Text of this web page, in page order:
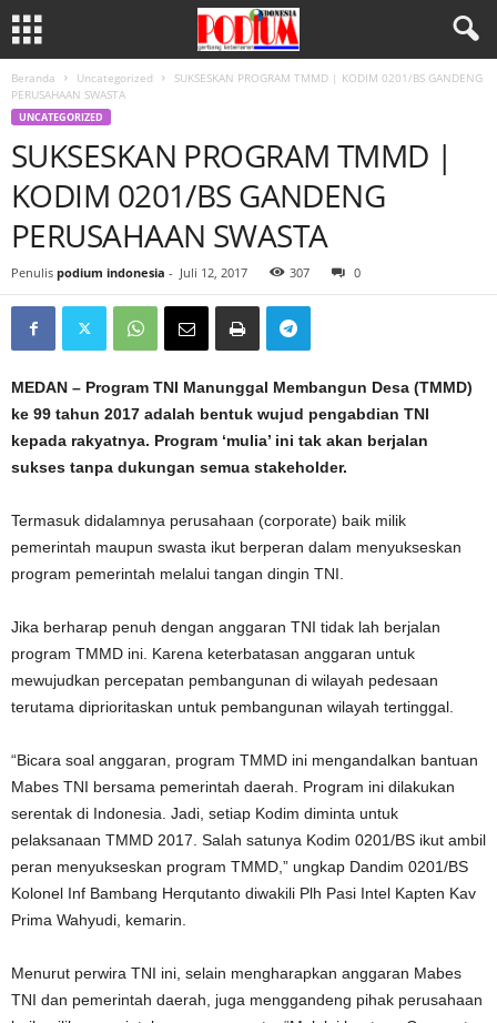
Beranda Uncategorized
SUKSESKAN PROGRAM TMMD | KODIM 0201/BS GANDENG
PERUSAHAAN SWASTA
UNCATEGORIZED
SUKSESKAN PROGRAM TMMD |
KODIM 0201/BS GANDENG
PERUSAHAAN SWASTA
Penulis podium indonesia - Juli 12, 2017 307 0
MEDAN – Program TNI Manunggal Membangun Desa (TMMD)
ke 99 tahun 2017 adalah bentuk wujud pengabdian TNI
kepada rakyatnya. Program ‘mulia’ ini tak akan berjalan
sukses tanpa dukungan semua stakeholder.
Termasuk didalamnya perusahaan (corporate) baik milik
pemerintah maupun swasta ikut berperan dalam menyukseskan
program pemerintah melalui tangan dingin TNI.
Jika berharap penuh dengan anggaran TNI tidak lah berjalan
program TMMD ini. Karena keterbatasan anggaran untuk
mewujudkan percepatan pembangunan di wilayah pedesaan
terutama diprioritaskan untuk pembangunan wilayah tertinggal.
“Bicara soal anggaran, program TMMD ini mengandalkan bantuan
Mabes TNI bersama pemerintah daerah. Program ini dilakukan
serentak di Indonesia. Jadi, setiap Kodim diminta untuk
pelaksanaan TMMD 2017. Salah satunya Kodim 0201/BS ikut ambil
peran menyukseskan program TMMD,” ungkap Dandim 0201/BS
Kolonel Inf Bambang Herqutanto diwakili Plh Pasi Intel Kapten Kav
Prima Wahyudi, kemarin.
Menurut perwira TNI ini, selain mengharapkan anggaran Mabes
TNI dan pemerintah daerah, juga menggandeng pihak perusahaan